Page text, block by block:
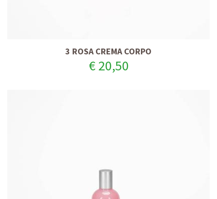
3 ROSA CREMA CORPO
€ 20,50